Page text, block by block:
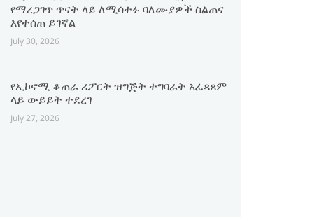
የማረጋገጥ ጥናት ላይ ለሚሳተፉ ባለሙያዎች ስልጠና
እየተሰጠ ይገኛል
July 30, 2026
የኢኮኖሚ ቆጠራ ሪፖርት ዝግጅት ተግባራት አፈጻጸም
ላይ ውይይት ተደረገ
July 27, 2026